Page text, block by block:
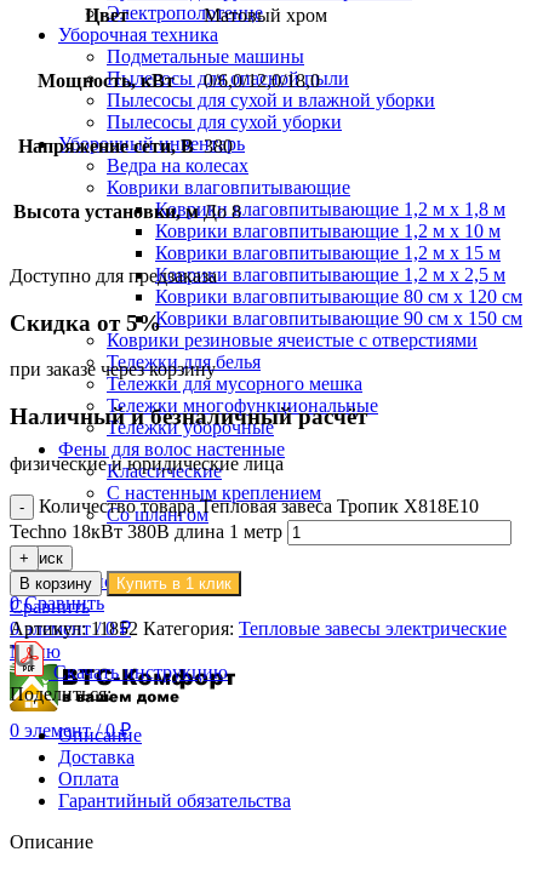
Электрополотенце
Уборочная техника
Подметальные машины
Пылесосы для опасной пыли
Пылесосы для сухой и влажной уборки
Пылесосы для сухой уборки
Уборочный инвентарь
Ведра на колесах
Коврики влаговпитывающие
Коврики влаговпитывающие 1,2 м х 1,8 м
Коврики влаговпитывающие 1,2 м х 10 м
Коврики влаговпитывающие 1,2 м х 15 м
Коврики влаговпитывающие 1,2 м х 2,5 м
Коврики влаговпитывающие 80 см х 120 см
Коврики влаговпитывающие 90 см х 150 см
Коврики резиновые ячеистые с отверстиями
Тележки для белья
Тележки для мусорного мешка
Тележки многофункциональные
Тележки уборочные
Фены для волос настенные
Классические
С настенным креплением
Со шлангом
Поиск
Вход / Регистрация
0 Сравнить
0элемент / 0₽
Меню
0 элемент / 0₽
Цвет Матовый хром
Мощность, кВт 0/6,0/12,0/18,0
Напряжение сети, В 380
Высота установки, м До 8
Доступно для предзаказа
Скидка от 5%
при заказе через корзину
Наличный и безналичный расчёт
физические и юридические лица
Количество товара Тепловая завеса Тропик X818E10
Techno 18кВт 380В длина 1 метр
В корзину Купить в 1 клик
Сравнить
Артикул:11852 Категория: Тепловые завесы электрические
Скачать инструкцию
Поделиться:
Описание
Доставка
Оплата
Гарантийный обязательства
Описание